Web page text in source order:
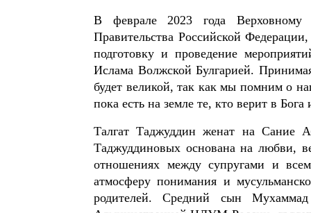
В феврале 2023 года Верховному
Правительства Российской
подготовку и проведение
Ислама Волжской Булгарией.
будет великой, так как мы помним о
пока есть на земле те, кто верит в
Талгат Таджуддин женат на Сание
Таджуддиновых основана на любви,
отношениях между супругами и
атмосферу понимания и
родителей. Средний сын